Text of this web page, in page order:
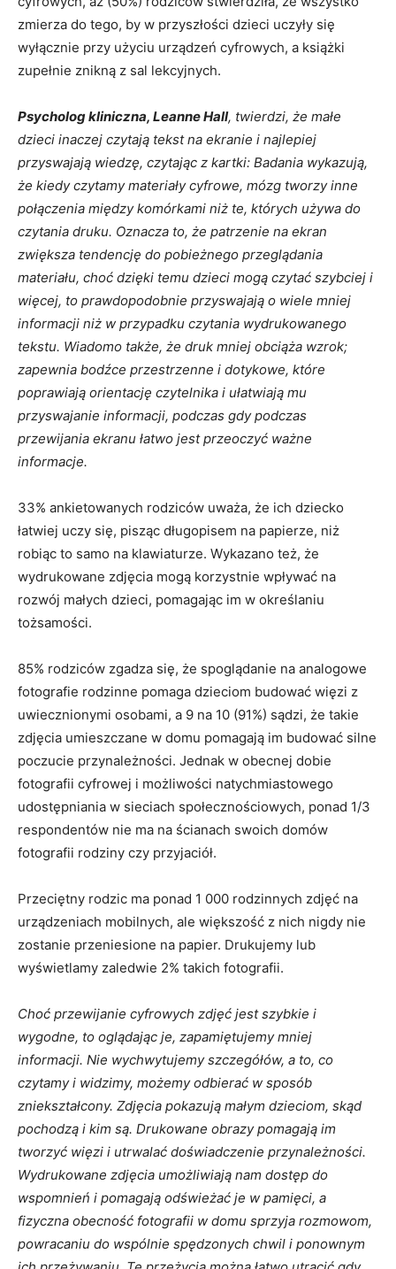
zmierza do tego, by w przyszłości dzieci uczyły się
wyłącznie przy użyciu urządzeń cyfrowych, a książki
zupełnie znikną z sal lekcyjnych.
Psycholog kliniczna, Leanne Hall, twierdzi, że małe
dzieci inaczej czytają tekst na ekranie i najlepiej
przyswajają wiedzę, czytając z kartki: Badania wykazują,
że kiedy czytamy materiały cyfrowe, mózg tworzy inne
połączenia między komórkami niż te, których używa do
czytania druku. Oznacza to, że patrzenie na ekran
zwiększa tendencję do pobieżnego przeglądania
materiału, choć dzięki temu dzieci mogą czytać szybciej i
więcej, to prawdopodobnie przyswajają o wiele mniej
informacji niż w przypadku czytania wydrukowanego
tekstu. Wiadomo także, że druk mniej obciąża wzrok;
zapewnia bodźce przestrzenne i dotykowe, które
poprawiają orientację czytelnika i ułatwiają mu
przyswajanie informacji, podczas gdy podczas
przewijania ekranu łatwo jest przeoczyć ważne
informacje.
33% ankietowanych rodziców uważa, że ich dziecko
łatwiej uczy się, pisząc długopisem na papierze, niż
robiąc to samo na klawiaturze. Wykazano też, że
wydrukowane zdjęcia mogą korzystnie wpływać na
rozwój małych dzieci, pomagając im w określaniu
tożsamości.
85% rodziców zgadza się, że spoglądanie na analogowe
fotografie rodzinne pomaga dzieciom budować więzi z
uwiecznionymi osobami, a 9 na 10 (91%) sądzi, że takie
zdjęcia umieszczane w domu pomagają im budować silne
poczucie przynależności. Jednak w obecnej dobie
fotografii cyfrowej i możliwości natychmiastowego
udostępniania w sieciach społecznościowych, ponad 1/3
respondentów nie ma na ścianach swoich domów
fotografii rodziny czy przyjaciół.
Przeciętny rodzic ma ponad 1 000 rodzinnych zdjęć na
urządzeniach mobilnych, ale większość z nich nigdy nie
zostanie przeniesione na papier. Drukujemy lub
wyświetlamy zaledwie 2% takich fotografii.
Choć przewijanie cyfrowych zdjęć jest szybkie i
wygodne, to oglądając je, zapamiętujemy mniej
informacji. Nie wychwytujemy szczegółów, a to, co
czytamy i widzimy, możemy odbierać w sposób
zniekształcony. Zdjęcia pokazują małym dzieciom, skąd
pochodzą i kim są. Drukowane obrazy pomagają im
tworzyć więzi i utrwalać doświadczenie przynależności.
Wydrukowane zdjęcia umożliwiają nam dostęp do
wspomnień i pomagają odświeżać je w pamięci, a
fizyczna obecność fotografii w domu sprzyja rozmowom,
powracaniu do wspólnie spędzonych chwil i ponownym